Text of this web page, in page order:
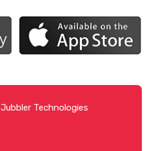
Jubbler Technologies